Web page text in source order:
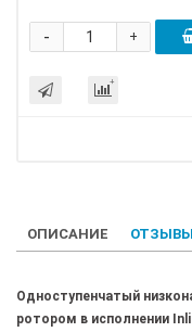
+
-
ОПИСАНИЕ ОТЗЫВЫ
Одноступенчатый
ротором в исполнении